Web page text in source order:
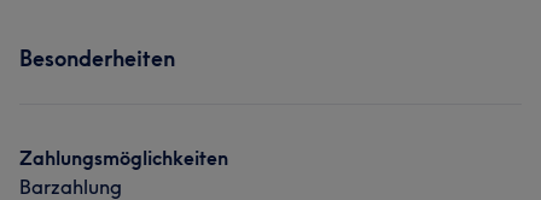
Besonderheiten
Zahlungsmöglichkeiten
Barzahlung